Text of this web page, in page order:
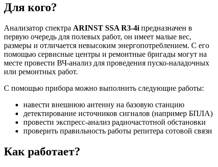
Для кого?
Анализатор спектра ARINST SSA R3-4i предназначен в
первую очередь для полевых работ, он имеет малые вес,
размеры и отличается невысоким энергопотреблением. С его
помощью сервисные центры и ремонтные бригады могут на
месте провести ВЧ-анализ для проведения пуско-наладочных
или ремонтных работ.
С помощью прибора можно выполнить следующие работы:
навести внешнюю антенну на базовую станцию
детектирование источников сигналов (например БПЛА)
провести экспресс-анализ радиочастотной обстановки
проверить правильность работы репитера сотовой связи
Как работает?